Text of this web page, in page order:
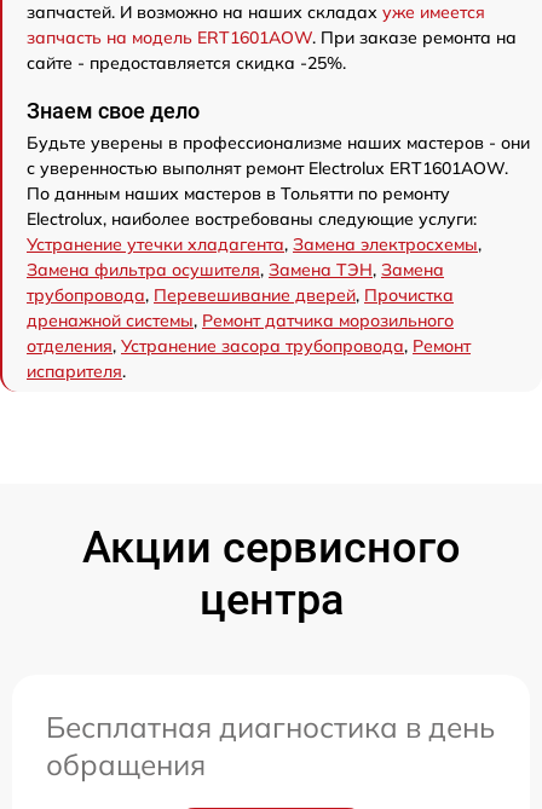
запчастей. И возможно на наших складах уже имеется
запчасть на модель ERT1601AOW. При заказе ремонта на
сайте - предоставляется скидка -25%.
Знаем свое дело
Будьте уверены в профессионализме наших мастеров - они
с уверенностью выполнят ремонт Electrolux ERT1601AOW.
По данным наших мастеров в Тольятти по ремонту
Electrolux, наиболее востребованы следующие услуги:
Устранение утечки хладагента, Замена электросхемы,
Замена фильтра осушителя, Замена ТЭН, Замена
трубопровода, Перевешивание дверей, Прочистка
дренажной системы, Ремонт датчика морозильного
отделения, Устранение засора трубопровода, Ремонт
испарителя.
Акции сервисного
центра
Бесплатная диагностика в день
обращения